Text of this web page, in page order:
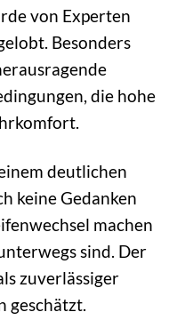
von Experten
Besonders
die hohe
deutlichen
keine Gedanken
machen
sind. Der
zuverlässiger
geschätzt.